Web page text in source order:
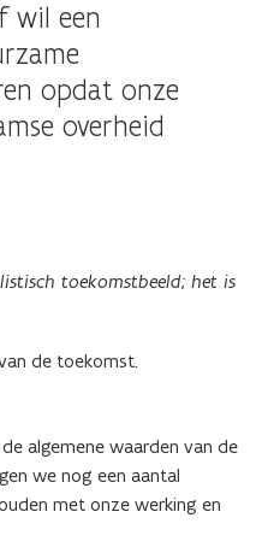
wil een
opdat onze
overheid
toekomstbeeld; het is
de toekomst.
algemene waarden van de
we nog een aantal
met onze werking en